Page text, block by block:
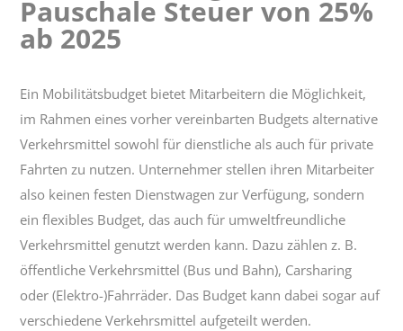
Steuer
Pauschale Steuer von 25%
ab 2025
Ein Mobilitätsbudget bietet Mitarbeitern die Möglichkeit,
im Rahmen eines vorher vereinbarten Budgets alternative
Verkehrsmittel sowohl für dienstliche als auch für private
Fahrten zu nutzen. Unternehmer stellen ihren Mitarbeiter
also keinen festen Dienstwagen zur Verfügung, sondern
ein flexibles Budget, das auch für umweltfreundliche
Verkehrsmittel genutzt werden kann. Dazu zählen z. B.
öffentliche Verkehrsmittel (Bus und Bahn), Carsharing
oder (Elektro-)Fahrräder. Das Budget kann dabei sogar auf
verschiedene Verkehrsmittel aufgeteilt werden.